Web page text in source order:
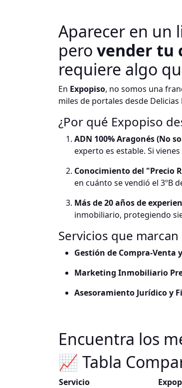
Aparecer en un
pero vender tu
requiere algo
En Expopiso, no somos una
miles de portales desde Delicias
¿Por qué Expopiso
ADN 100% Aragonés (No
experto es estable. Si
Conocimiento del "Precio
en cuánto se vendió el 3ºB
Más de 20 años de
inmobiliario, protegiendo
Servicios que
Gestión de Compra-Venta
Marketing Inmobiliario
Asesoramiento Jurídico y
Encuentra los
📈 Tabla
Servicio